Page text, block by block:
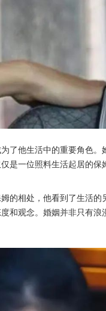
了他生活中的重要角色
是一位照料生活起居的
的相处，他看到了生活
和观念。婚姻并非只有浪